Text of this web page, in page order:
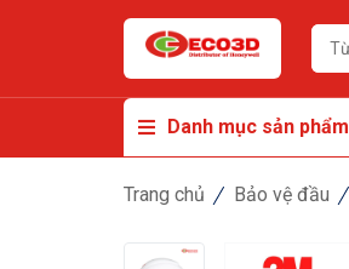
Danh mục sản phẩm
Trang chủ Bảo vệ đầu